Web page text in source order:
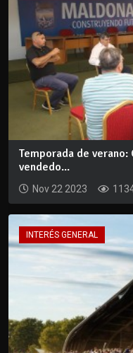
Temporada de
vendedo...
Nov 22 2023
INTERÉS GENERAL